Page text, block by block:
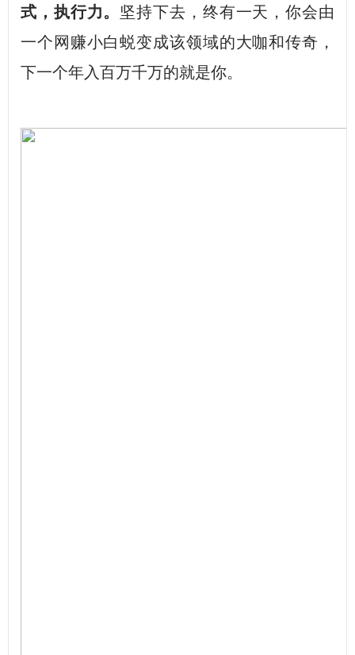
式，执行力。 坚持下去，终有一天，你会由
一个网赚小白蜕变成该领域的大咖和传奇，
下一个年入百万千万的就是你。